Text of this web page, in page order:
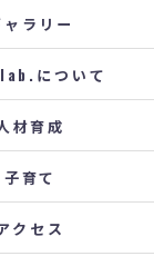
ャラリー
について
材育成
子育て
クセス